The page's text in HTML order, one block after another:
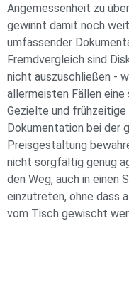
Angemessenheit zu
gewinnt damit noch
umfassender
Fremdvergleich sind
nicht auszuschließen -
allermeisten Fällen
Gezielte und
Dokumentation bei der
Preisgestaltung
nicht sorgfältig genug
den Weg, auch in
einzutreten, ohne dass
vom Tisch gewischt